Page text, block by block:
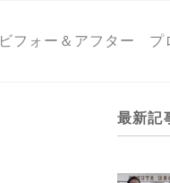
ビフォー＆アフター プ
最新記